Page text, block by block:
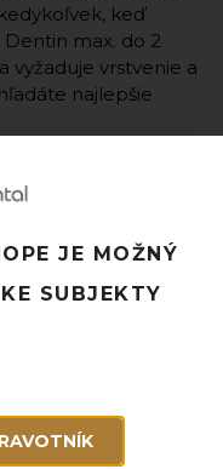
keď
max. do 2
vyžaduje vrstvenie a
najlepšie
120 EUR
JE MOŽNÝ
SUBJEKTY